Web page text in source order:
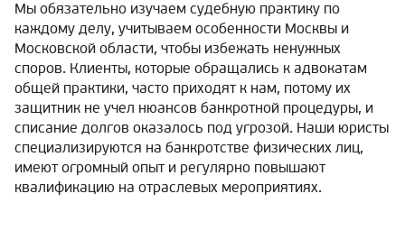
Мы обязательно изучаем судебную практику по
каждому делу, учитываем особенности Москвы и
Московской области, чтобы избежать ненужных
споров. Клиенты, которые обращались к адвокатам
общей практики, часто приходят к нам, потому их
защитник не учел нюансов банкротной процедуры, и
списание долгов оказалось под угрозой. Наши юристы
специализируются на банкротстве физических лиц,
имеют огромный опыт и регулярно повышают
квалификацию на отраслевых мероприятиях.